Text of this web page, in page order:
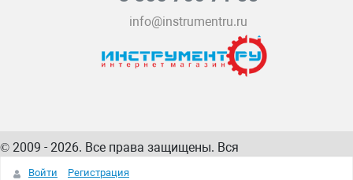
info@instrumentru.ru
© 2009 - 2026. Все права защищены. Вся
информация на сайте – собственность
Войти Регистрация